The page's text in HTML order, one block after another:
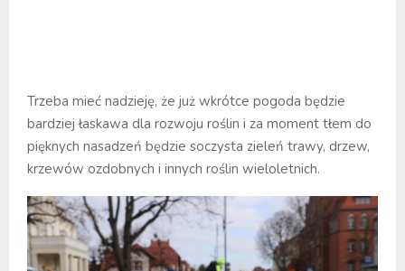
Trzeba mieć nadzieję, że już wkrótce pogoda będzie
bardziej łaskawa dla rozwoju roślin i za moment tłem do
pięknych nasadzeń będzie soczysta zieleń trawy, drzew,
krzewów ozdobnych i innych roślin wieloletnich.